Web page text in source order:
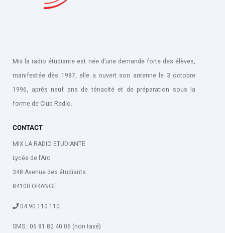
Mix la radio étudiante est née d’une demande forte des élèves,
manifestée dès 1987, elle a ouvert son antenne le 3 octobre
1996, après neuf ans de ténacité et de préparation sous la
forme de Club Radio.
CONTACT
MIX LA RADIO ETUDIANTE
Lycée de l’Arc
348 Avenue des étudiants
84100 ORANGE
04 90 110 110
SMS : 06 81 82 40 06 (non taxé)